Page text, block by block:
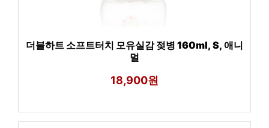
더블하트 소프트터치 모유실감 젖병 160ml, S, 애니
멀
18,900원